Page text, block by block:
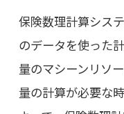
保険数理計算シス
のデータを使った
量のマシーンリソ
量の計算が必要な